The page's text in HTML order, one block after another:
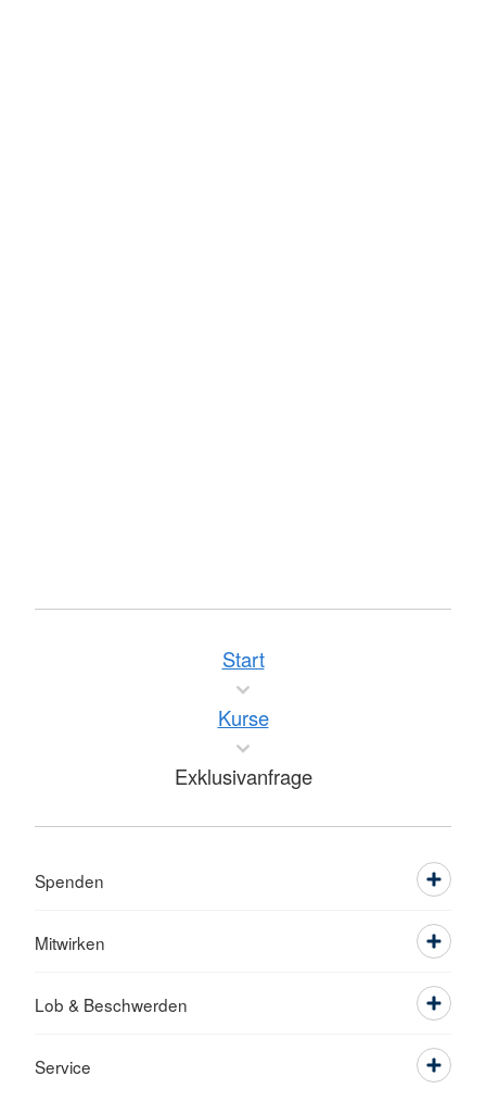
Start
Kurse
Exklusivanfrage
Spenden
Mitwirken
Lob & Beschwerden
Service